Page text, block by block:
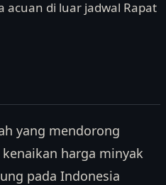
acuan di luar jadwal Rapat
yang mendorong
harga minyak
pada Indonesia